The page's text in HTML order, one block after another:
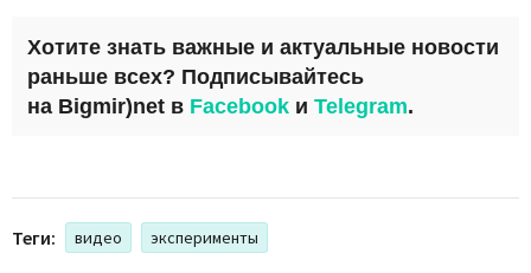
Хотите знать важные и актуальные новости
раньше всех? Подписывайтесь
на Bigmir)net в Facebook и Telegram.
Теги: видео эксперименты